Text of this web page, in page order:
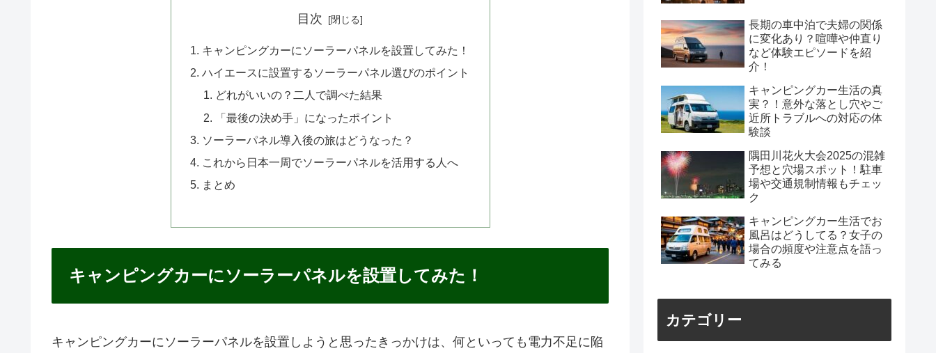
目次
キャンピングカーにソーラーパネルを設置してみた！
ハイエースに設置するソーラーパネル選びのポイント
どれがいいの？二人で調べた結果
「最後の決め手」になったポイント
ソーラーパネル導入後の旅はどうなった？
これから日本一周でソーラーパネルを活用する人へ
まとめ
キャンピングカーにソーラーパネルを設置してみた！
キャンピングカーにソーラーパネルを設置しようと思ったきっかけは、何といっても電力不足に陥
長期の車中泊で夫婦の関係
に変化あり？喧嘩や仲直り
など体験エピソードを紹
介！
キャンピングカー生活の真
実？！意外な落とし穴やご
近所トラブルへの対応の体
験談
隅田川花火大会2025の混雑
予想と穴場スポット！駐車
場や交通規制情報もチェッ
ク
キャンピングカー生活でお
風呂はどうしてる？女子の
場合の頻度や注意点を語っ
てみる
カテゴリー